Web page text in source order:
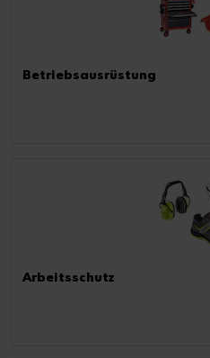
Betriebsausrüstung
Arbeitsschutz